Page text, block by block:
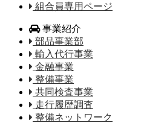
組合員専用ページ
事業紹介
部品事業部
輸入代行事業
金融事業
整備事業
共同検査事業
走行履歴調査
整備ネットワーク